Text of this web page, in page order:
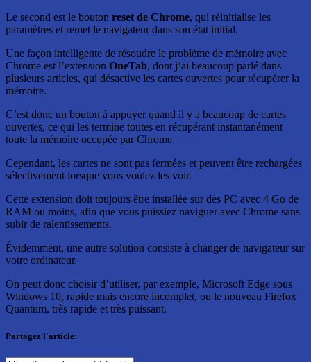
Le second est le bouton reset de Chrome, qui réinitialise les
paramètres et remet le navigateur dans son état initial.
Une façon intelligente de résoudre le problème de mémoire avec
Chrome est l’extension OneTab, dont j’ai beaucoup parlé dans
plusieurs articles, qui désactive les cartes ouvertes pour récupérer la
mémoire.
C’est donc un bouton à appuyer quand il y a beaucoup de cartes
ouvertes, ce qui les termine toutes en récupérant instantanément
toute la mémoire occupée par Chrome.
Cependant, les cartes ne sont pas fermées et peuvent être rechargées
sélectivement lorsque vous voulez les voir.
Cette extension doit toujours être installée sur des PC avec 4 Go de
RAM ou moins, afin que vous puissiez naviguer avec Chrome sans
subir de ralentissements.
Évidemment, une autre solution consiste à changer de navigateur sur
votre ordinateur.
On peut donc choisir d’utiliser, par exemple, Microsoft Edge sous
Windows 10, rapide mais encore incomplet, ou le nouveau Firefox
Quantum, très rapide et très puissant.
Partagez l'article: